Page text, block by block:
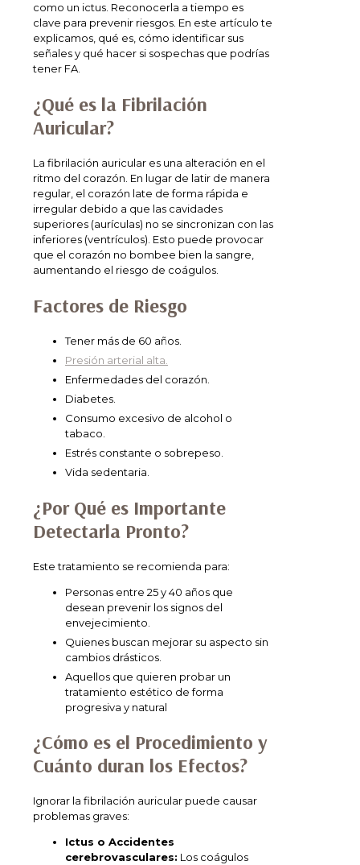
como un ictus. Reconocerla a tiempo es
clave para prevenir riesgos. En este artículo te
explicamos, qué es, cómo identificar sus
señales y qué hacer si sospechas que podrías
tener FA.
¿Qué es la Fibrilación
Auricular?
La fibrilación auricular es una alteración en el
ritmo del corazón. En lugar de latir de manera
regular, el corazón late de forma rápida e
irregular debido a que las cavidades
superiores (aurículas) no se sincronizan con las
inferiores (ventrículos). Esto puede provocar
que el corazón no bombee bien la sangre,
aumentando el riesgo de coágulos.
Factores de Riesgo
Tener más de 60 años.
Presión arterial alta.
Enfermedades del corazón.
Diabetes.
Consumo excesivo de alcohol o
tabaco.
Estrés constante o sobrepeso.
Vida sedentaria.
¿Por Qué es Importante
Detectarla Pronto?
Este tratamiento se recomienda para:
Personas entre 25 y 40 años que
desean prevenir los signos del
envejecimiento.
Quienes buscan mejorar su aspecto sin
cambios drásticos.
Aquellos que quieren probar un
tratamiento estético de forma
progresiva y natural
¿Cómo es el Procedimiento y
Cuánto duran los Efectos?
Ignorar la fibrilación auricular puede causar
problemas graves:
Ictus o Accidentes
cerebrovasculares: Los coágulos